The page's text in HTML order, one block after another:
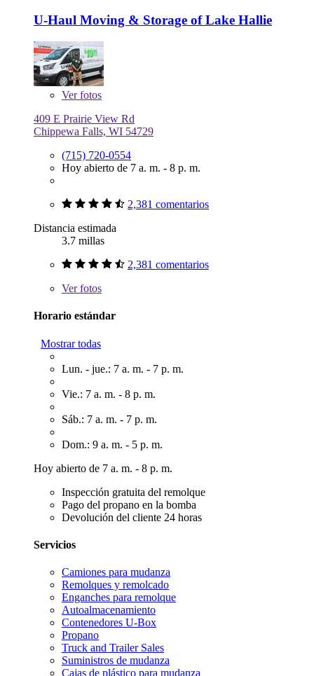
U-Haul Moving & Storage of Lake Hallie
Verfotos
409 E Prairie View Rd
Chippewa Falls, WI 54729
(715) 720-0554
Hoy abierto de 7 a. m. - 8 p. m.
2,381 comentarios
Distancia estimada
3.7 millas
2,381 comentarios
Verfotos
Horario estándar
Mostrar todas
Lun. - jue.: 7 a. m. - 7 p. m.
Vie.: 7 a. m. - 8 p. m.
Sáb.: 7 a. m. - 7 p. m.
Dom.: 9 a. m. - 5 p. m.
Hoy abierto de 7 a. m. - 8 p. m.
Inspección gratuita del remolque
Pago del propano en la bomba
Devolución del cliente 24 horas
Servicios
Camiones para mudanza
Remolques y remolcado
Enganches para remolque
Autoalmacenamiento
Contenedores U-Box
Propano
Truck and Trailer Sales
Suministros de mudanza
Cajas de plástico para mudanza